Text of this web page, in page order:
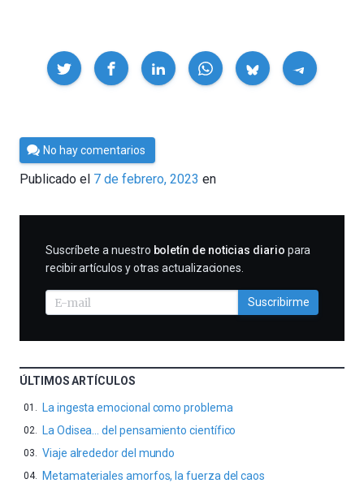
Compartir
Por
César
Tomé
No hay comentarios
Publicado el 7 de febrero, 2023 en
SUSCRIBIRME
Suscríbete a nuestro boletín de noticias diario para
recibir artículos y otras actualizaciones.
Suscribirme
ÚLTIMOS ARTÍCULOS
La ingesta emocional como problema
La Odisea… del pensamiento científico
Viaje alrededor del mundo
Metamateriales amorfos, la fuerza del caos